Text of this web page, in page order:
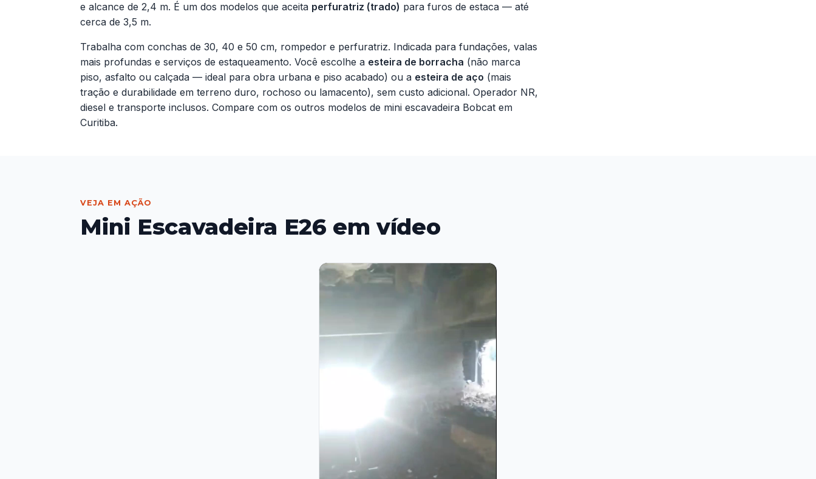
e alcance de 2,4 m. É um dos modelos que aceita perfuratriz (trado) para furos de estaca — até
cerca de 3,5 m.
Trabalha com conchas de 30, 40 e 50 cm, rompedor e perfuratriz. Indicada para fundações, valas
mais profundas e serviços de estaqueamento. Você escolhe a esteira de borracha (não marca
piso, asfalto ou calçada — ideal para obra urbana e piso acabado) ou a esteira de aço (mais
tração e durabilidade em terreno duro, rochoso ou lamacento), sem custo adicional. Operador NR,
diesel e transporte inclusos. Compare com os outros modelos de mini escavadeira Bobcat em
Curitiba.
VEJA EM AÇÃO
Mini Escavadeira E26 em vídeo